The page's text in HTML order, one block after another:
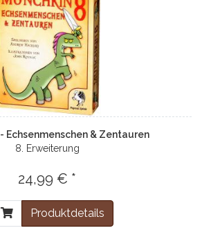
Echsenmenschen & Zentauren
8. Erweiterung
24,99 € *
Produktdetails